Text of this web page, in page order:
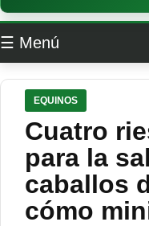
☰ Menú
EQUINOS
Cuatro
para la
caballos
cómo